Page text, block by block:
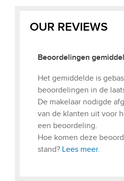
OUR REVIEWS